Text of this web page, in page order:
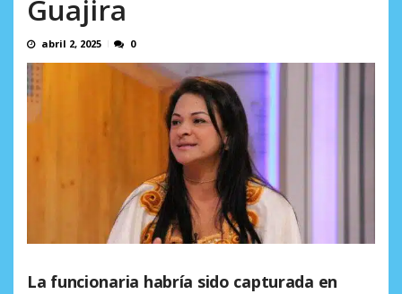
Guajira
abril 2, 2025 0
La funcionaria habría sido capturada en